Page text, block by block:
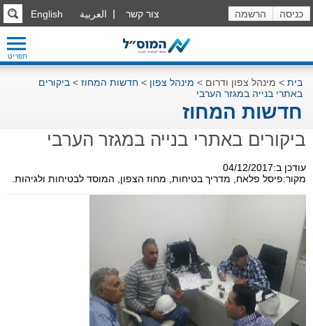
כניסה הרשמה English العربية צור קשר
תפריט
בית > מינהל צפון ודרום > מינהל צפון > חדשות המחוז > ביקורים
באתרי בנייה במגזר הערבי
חדשות המחוז
ביקורים באתרי בנייה במגזר הערבי
עודכן ב:04/12/2017
מקור:פיסל פלאח, מדריך בטיחות, מחוז הצפון, המוסד לבטיחות ולגיהות.